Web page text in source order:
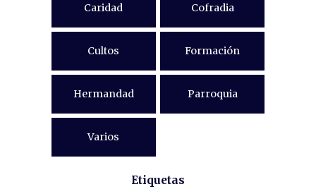
Caridad Cofradia
Cultos Formación
Hermandad Parroquia
Varios
Etiquetas